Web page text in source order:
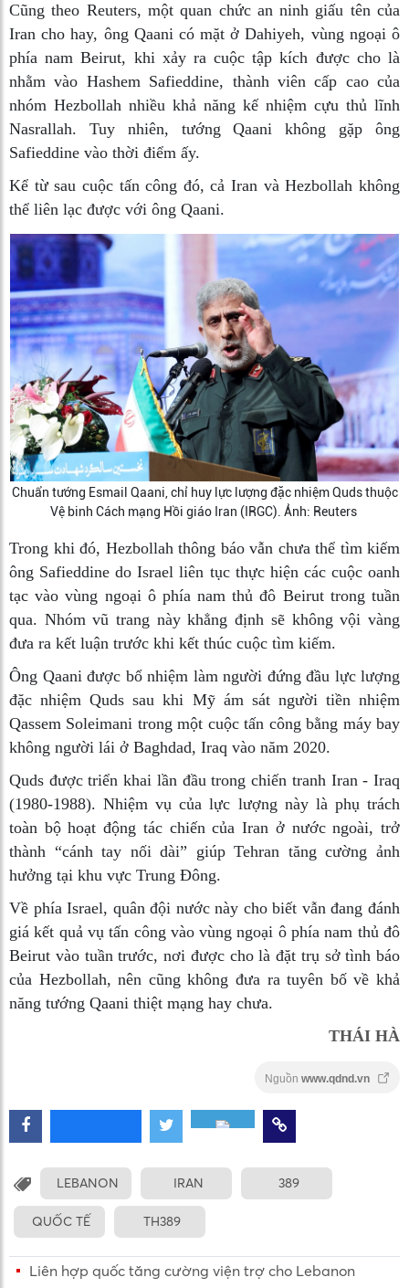
Cũng theo Reuters, một quan chức an ninh giấu tên của
Iran cho hay, ông Qaani có mặt ở Dahiyeh, vùng ngoại ô
phía nam Beirut, khi xảy ra cuộc tập kích được cho là
nhằm vào Hashem Safieddine, thành viên cấp cao của
nhóm Hezbollah nhiều khả năng kế nhiệm cựu thủ lĩnh
Nasrallah. Tuy nhiên, tướng Qaani không gặp ông
Safieddine vào thời điểm ấy.
Kể từ sau cuộc tấn công đó, cả Iran và Hezbollah không
thể liên lạc được với ông Qaani.
Chuẩn tướng Esmail Qaani, chỉ huy lực lượng đặc nhiệm Quds thuộc
Vệ binh Cách mạng Hồi giáo Iran (IRGC). Ảnh: Reuters
Trong khi đó, Hezbollah thông báo vẫn chưa thể tìm kiếm
ông Safieddine do Israel liên tục thực hiện các cuộc oanh
tạc vào vùng ngoại ô phía nam thủ đô Beirut trong tuần
qua. Nhóm vũ trang này khẳng định sẽ không vội vàng
đưa ra kết luận trước khi kết thúc cuộc tìm kiếm.
Ông Qaani được bổ nhiệm làm người đứng đầu lực lượng
đặc nhiệm Quds sau khi Mỹ ám sát người tiền nhiệm
Qassem Soleimani trong một cuộc tấn công bằng máy bay
không người lái ở Baghdad, Iraq vào năm 2020.
Quds được triển khai lần đầu trong chiến tranh Iran - Iraq
(1980-1988). Nhiệm vụ của lực lượng này là phụ trách
toàn bộ hoạt động tác chiến của Iran ở nước ngoài, trở
thành “cánh tay nối dài” giúp Tehran tăng cường ảnh
hưởng tại khu vực Trung Đông.
Về phía Israel, quân đội nước này cho biết vẫn đang đánh
giá kết quả vụ tấn công vào vùng ngoại ô phía nam thủ đô
Beirut vào tuần trước, nơi được cho là đặt trụ sở tình báo
của Hezbollah, nên cũng không đưa ra tuyên bố về khả
năng tướng Qaani thiệt mạng hay chưa.
THÁI HÀ
Nguồn www.qdnd.vn
LEBANON IRAN 389
QUỐC TẾ TH389
Liên hợp quốc tăng cường viện trợ cho Lebanon